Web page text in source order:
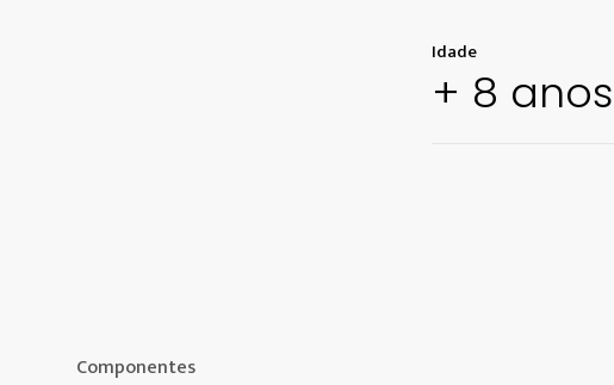
Idade
+ 8 anos
Componentes